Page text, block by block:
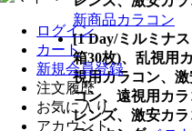
新商品カラコン
[1 Day/ミルミナ
箱30枚)、乱視用
視用カラコン、
コン、遠視用カ
レンズ、激安カ
ログイン
カート
新規会員登録
注文履歴
お気に入り
アカウント